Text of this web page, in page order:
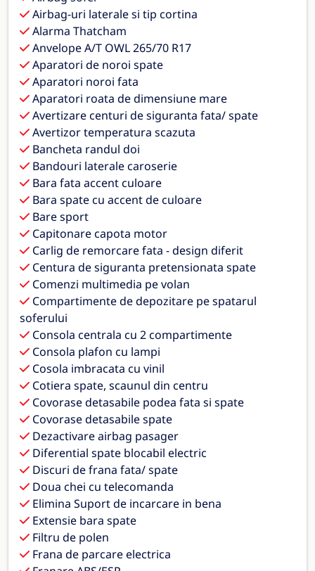
Airbag-uri laterale si tip cortina
Alarma Thatcham
Anvelope A/T OWL 265/70 R17
Aparatori de noroi spate
Aparatori noroi fata
Aparatori roata de dimensiune mare
Avertizare centuri de siguranta fata/ spate
Avertizor temperatura scazuta
Bancheta randul doi
Bandouri laterale caroserie
Bara fata accent culoare
Bara spate cu accent de culoare
Bare sport
Capitonare capota motor
Carlig de remorcare fata - design diferit
Centura de siguranta pretensionata spate
Comenzi multimedia pe volan
Compartimente de depozitare pe spatarul
soferului
Consola centrala cu 2 compartimente
Consola plafon cu lampi
Cosola imbracata cu vinil
Cotiera spate, scaunul din centru
Covorase detasabile podea fata si spate
Covorase detasabile spate
Dezactivare airbag pasager
Diferential spate blocabil electric
Discuri de frana fata/ spate
Doua chei cu telecomanda
Elimina Suport de incarcare in bena
Extensie bara spate
Filtru de polen
Frana de parcare electrica